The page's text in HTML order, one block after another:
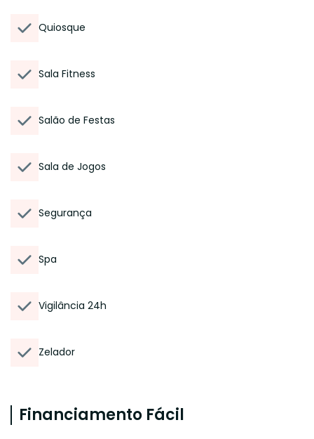
Quiosque
Sala Fitness
Salão de Festas
Sala de Jogos
Segurança
Spa
Vigilância 24h
Zelador
Financiamento Fácil